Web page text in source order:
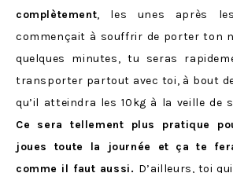
complètement, les unes après
commençait à souffrir de porter ton
quelques minutes, tu seras
transporter partout avec toi, à bout
qu’il atteindra les 10kg à la veille de
Ce sera tellement plus pratique
joues toute la journée et ça te
comme il faut aussi. D’ailleurs, toi